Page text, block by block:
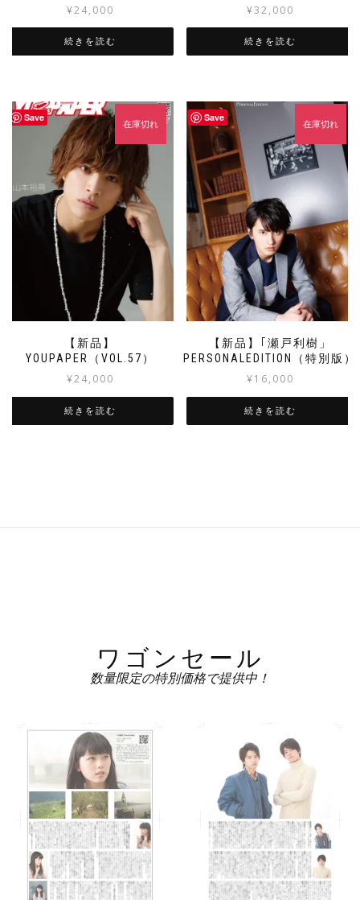
¥24,000
続きを読む
¥32,000
続きを読む
Save
【新品】
YOUPAPER（VOL.57）
¥24,000
在庫切れ
続きを読む
Save
【新品】｢瀬戸利樹」
PERSONALEDITION（特別版）
¥16,000
在庫切れ
続きを読む
ワゴンセール
数量限定の特別価格で提供中！